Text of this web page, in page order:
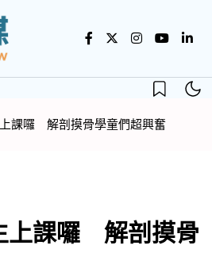
課囉 解剖摸骨學童們超興奮
上課囉 解剖摸骨